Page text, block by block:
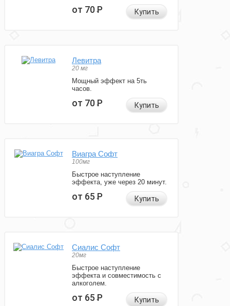
от 70Р Купить
Левитра
20 мг
Мощный эффект на 5ть
часов.
от 70Р Купить
Виагра Софт
100мг
Быстрое наступление
эффекта, уже через 20 минут.
от 65Р Купить
Сиалис Софт
20мг
Быстрое наступление
эффекта и совместимость с
алкоголем.
от 65Р Купить